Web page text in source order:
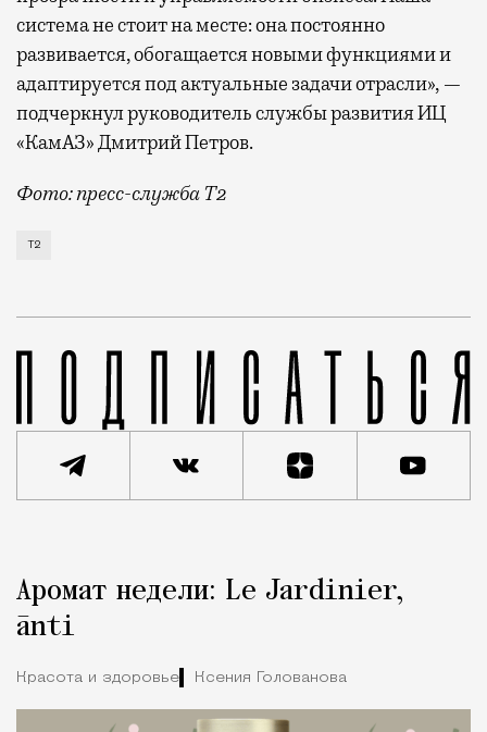
система не стоит на месте: она постоянно
развивается, обогащается новыми функциями и
адаптируется под актуальные задачи отрасли», —
подчеркнул руководитель службы развития ИЦ
«КамАЗ» Дмитрий Петров.
Фото: пресс-служба Т2
Т2 развивает решения для автомобильной
Т2
Город
Аромат недели: Le Jardinier,
ānti
Красота и здоровье Ксения Голованова